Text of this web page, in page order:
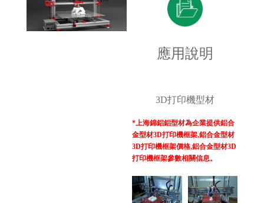
應用說明
3D打印機型材
*上海錦鋁鋁型材為企業提供鋁合
金型材3D打印機框架,鋁合金型材
3D打印機框架價格,鋁合金型材3D
打印機框架參數相關信息。